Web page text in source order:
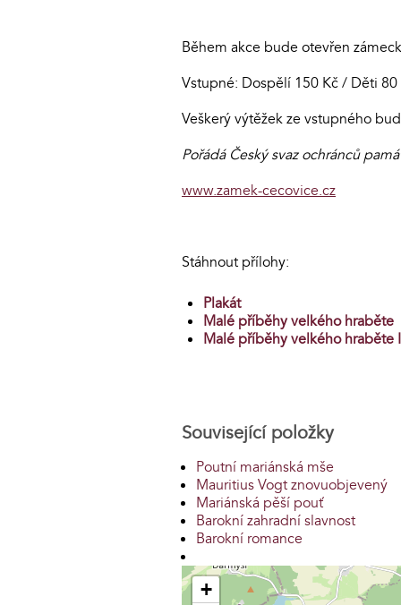
Během akce bude otevřen
Vstupné: Dospělí 150 Kč / Děti
Veškerý výtěžek ze vstupného
Pořádá Český svaz ochránců
www.zamek-cecovice.cz
Stáhnout přílohy:
Plakát
Malé příběhy velkého hraběte
Malé příběhy velkého hraběte I
Související položky
Poutní mariánská mše
Mauritius Vogt znovuobjevený
Mariánská pěší pouť
Barokní zahradní slavnost
Barokní romance
+